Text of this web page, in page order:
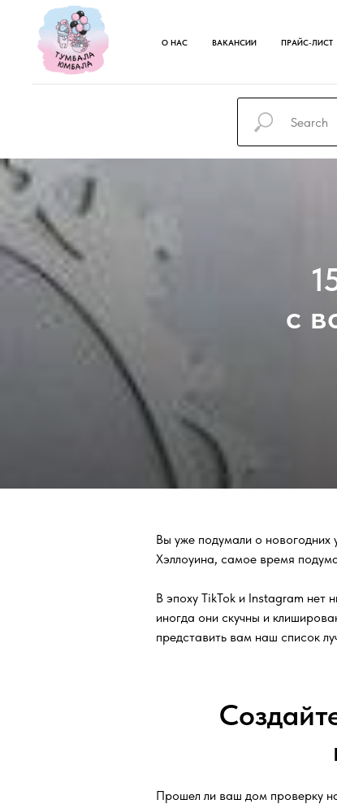
О НАС ВАКАНСИИ ПРАЙС-ЛИСТ
с
Вы уже подумали о новогодних
Хэллоуина, самое время
В эпоху TikTok и Instagram нет
иногда они скучны и
представить вам наш список
Прошел ли ваш дом проверку